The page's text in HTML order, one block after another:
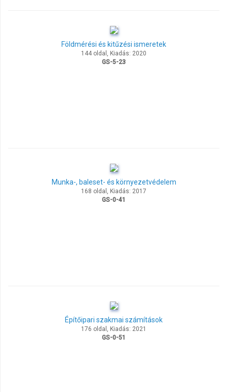
Földmérési és kitűzési ismeretek
144 oldal, Kiadás: 2020
GS-5-23
Munka-, baleset- és környezetvédelem
168 oldal, Kiadás: 2017
GS-0-41
Építőipari szakmai számítások
176 oldal, Kiadás: 2021
GS-0-51